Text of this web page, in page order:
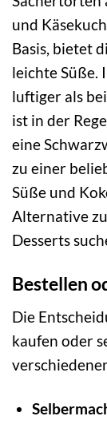
und
Basis, bietet
leichte Süße.
luftiger als
ist in der
eine
zu einer
Süße und
Alternative
Desserts
Bestellen
Die
kaufen oder